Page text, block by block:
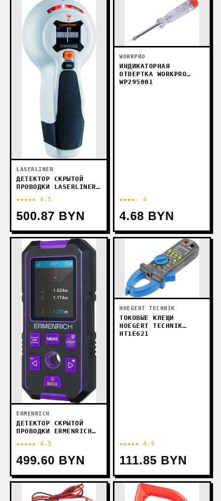
LASERLINER
ДЕТЕКТОР СКРЫТОЙ
ПРОВОДКИ LASERLINER
★★★★★ 4.5
500.87 BYN
WORKPRO
ИНДИКАТОРНАЯ
ОТВЕРТКА WORKPRO
WP295001
★★★★☆ 4
4.68 BYN
ERMENRICH
ДЕТЕКТОР СКРЫТОЙ
ПРОВОДКИ ERMENRICH
★★★★★ 4.5
499.60 BYN
HOEGERT TECHNIK
ТОКОВЫЕ КЛЕЩИ
HOEGERT TECHNIK
HT1E621
★★★★★ 4.9
111.85 BYN